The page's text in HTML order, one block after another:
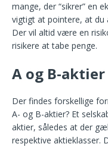
mange, der “sikrer” en
vigtigt at pointere, at du
Der vil altid være en
risikere at tabe penge.
A og B-aktier
Der findes forskellige
A- og B-aktier? Et
aktier, således at der
respektive aktieklasser.